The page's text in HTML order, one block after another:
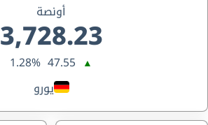
أونصة
3,728.23
▲
47.55
1.28%
يورو